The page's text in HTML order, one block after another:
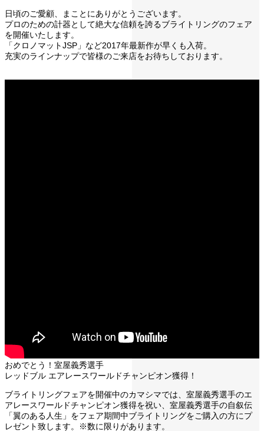
日頃のご愛顧、まことにありがとうございます。
プロのための計器として絶大な信頼を誇るブライトリングのフェア
を開催いたします。
「クロノマットJSP」など2017年最新作が早くも入荷。
充実のラインナップで皆様のご来店をお待ちしております。
おめでとう！室屋義秀選手
レッドブル エアレースワールドチャンピオン獲得！
ブライトリングフェアを開催中のカマシマでは、室屋義秀選手のエ
アレースワールドチャンピオン獲得を祝い、室屋義秀選手の自叙伝
「翼のある人生」をフェア期間中ブライトリングをご購入の方にプ
レゼント致します。※数に限りがあります。